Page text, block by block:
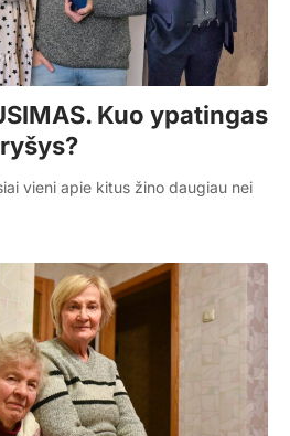
Kuo ypatingas
vieni apie kitus žino daugiau nei